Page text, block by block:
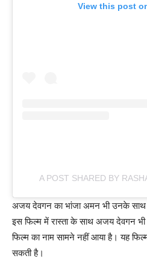
View this post
A POST SHARED BY
अजय देवगन का भांजा अमन भी उनके साथ
इस फिल्म में रास्ता के साथ अजय देवगन
फिल्म का नाम सामने नहीं आया है। यह
सकती है।